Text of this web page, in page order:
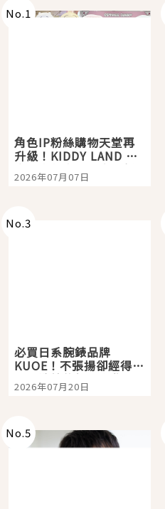
No.1
角色IP粉絲購物天堂再
升級！KIDDY LAND 原
宿店吉伊卡哇迎客，新
開幕 OMOKADO 店3分
2026年07月07日
No.3
必買日系腕錶品牌
KUOE！不張揚卻經得起
時間洗鍊的經典之作五
選
2026年07月20日
No.5